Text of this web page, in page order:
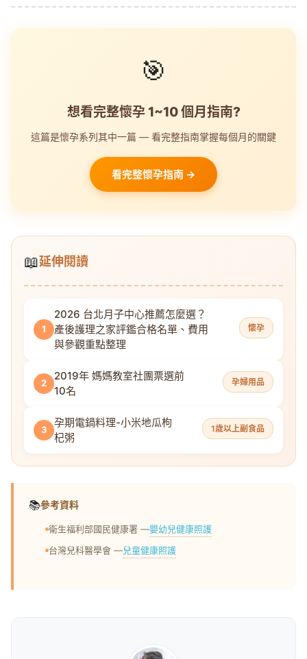
🎯
想看完整懷孕 1~10 個月指南?
這篇是懷孕系列其中一篇 — 看完整指南掌握每個月的關鍵
看完整懷孕指南 →
📖延伸閱讀
1
2026 台北月子中心推薦怎麼選？
產後護理之家評鑑合格名單、費用
與參觀重點整理
懷孕
2
2019年 媽媽教室社團票選前
10名
孕婦用品
3
孕期電鍋料理-小米地瓜枸
杞粥
1歲以上副食品
📚參考資料
衛生福利部國民健康署 —嬰幼兒健康照護
台灣兒科醫學會 —兒童健康照護